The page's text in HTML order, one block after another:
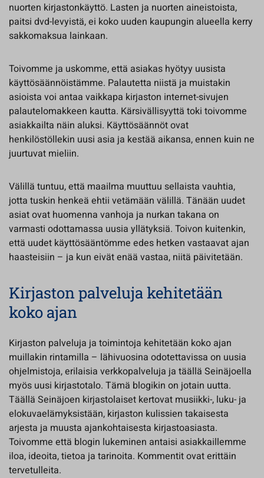
nuorten kirjastonkäyttö. Lasten ja nuorten aineistoista,
paitsi dvd-levyistä, ei koko uuden kaupungin alueella kerry
sakkomaksua lainkaan.
Toivomme ja uskomme, että asiakas hyötyy uusista
käyttösäännöistämme. Palautetta niistä ja muistakin
asioista voi antaa vaikkapa kirjaston internet-sivujen
palautelomakkeen kautta. Kärsivällisyyttä toki toivomme
asiakkailta näin aluksi. Käyttösäännöt ovat
henkilöstöllekin uusi asia ja kestää aikansa, ennen kuin ne
juurtuvat mieliin.
Välillä tuntuu, että maailma muuttuu sellaista vauhtia,
jotta tuskin henkeä ehtii vetämään välillä. Tänään uudet
asiat ovat huomenna vanhoja ja nurkan takana on
varmasti odottamassa uusia yllätyksiä. Toivon kuitenkin,
että uudet käyttösääntömme edes hetken vastaavat ajan
haasteisiin – ja kun eivät enää vastaa, niitä päivitetään.
Kirjaston palveluja kehitetään
koko ajan
Kirjaston palveluja ja toimintoja kehitetään koko ajan
muillakin rintamilla – lähivuosina odotettavissa on uusia
ohjelmistoja, erilaisia verkkopalveluja ja täällä Seinäjoella
myös uusi kirjastotalo. Tämä blogikin on jotain uutta.
Täällä Seinäjoen kirjastolaiset kertovat musiikki-, luku- ja
elokuvaelämyksistään, kirjaston kulissien takaisesta
arjesta ja muusta ajankohtaisesta kirjastoasiasta.
Toivomme että blogin lukeminen antaisi asiakkaillemme
iloa, ideoita, tietoa ja tarinoita. Kommentit ovat erittäin
tervetulleita.